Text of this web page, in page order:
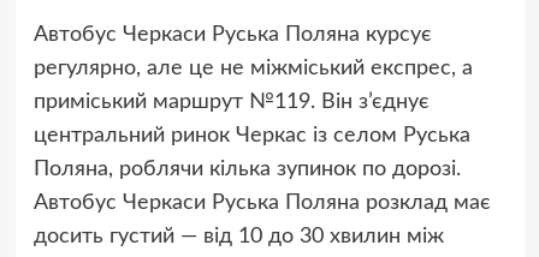
Автобус Черкаси Руська Поляна курсує
регулярно, але це не міжміський експрес, а
приміський маршрут №119. Він з’єднує
центральний ринок Черкас із селом Руська
Поляна, роблячи кілька зупинок по дорозі.
Автобус Черкаси Руська Поляна розклад має
досить густий — від 10 до 30 хвилин між